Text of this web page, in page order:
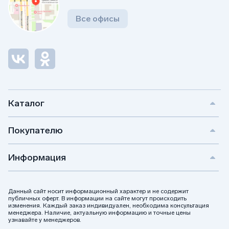
Каталог
Покупателю
Информация
Данный сайт носит информационный характер и не содержит
публичных оферт. В информации на сайте могут происходить
изменения. Каждый заказ индивидуален, необходима консультация
менеджера. Наличие, актуальную информацию и точные цены
узнавайте у менеджеров.
Все офисы